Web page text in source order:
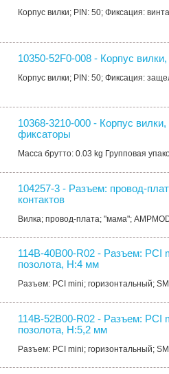
Корпус вилки; PIN: 50; Фиксация:
10350-52F0-008 - Корпус
Корпус вилки; PIN: 50; Фиксация:
10368-3210-000 - Корпус
фиксаторы
Масса брутто: 0.03 kg Групповая
104257-3 - Разъем: провод-
контактов
Вилка; провод-плата; "мама";
114B-40B00-R02 - Разъем: PCI
позолота, H:4 мм
Разъем: PCI mini; горизонтальный;
114B-52B00-R02 - Разъем: PCI
позолота, H:5,2 мм
Разъем: PCI mini; горизонтальный;